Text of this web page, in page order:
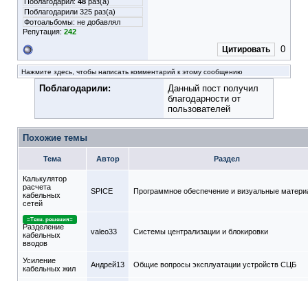
Поблагодарили 325 раз(а)
Фотоальбомы: не добавлял
Репутация: 242
Цитировать 0
Нажмите здесь, чтобы написать комментарий к этому сообщению
Поблагодарили:
Данный пост получил
благодарности от
пользователей
Похожие темы
Тема Автор Раздел
Калькулятор
расчета
кабельных
сетей
SPICE Программное обеспечение и визуальные
=Техн. решения=
Разделение
кабельных
вводов
valeo33 Системы централизации и блокировки
Усиление
кабельных жил
Андрей13 Общие вопросы эксплуатации устройств СЦБ